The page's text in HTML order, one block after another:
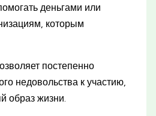
деньгами или
которым
постепенно
недовольства к участию,
образ жизни.